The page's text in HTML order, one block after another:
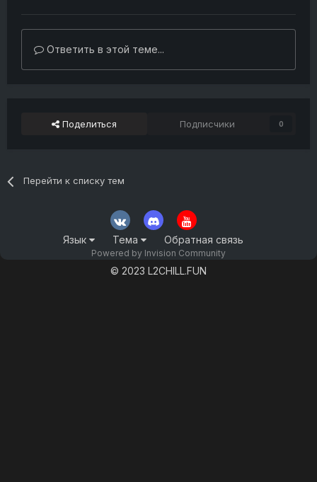
Ответить в этой теме...
Поделиться Подписчики 0
Перейти к списку тем
Язык Тема Обратная связь
Powered by Invision Community
© 2023 L2CHILL.FUN